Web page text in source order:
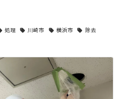
処理 川崎市 横浜市 除去